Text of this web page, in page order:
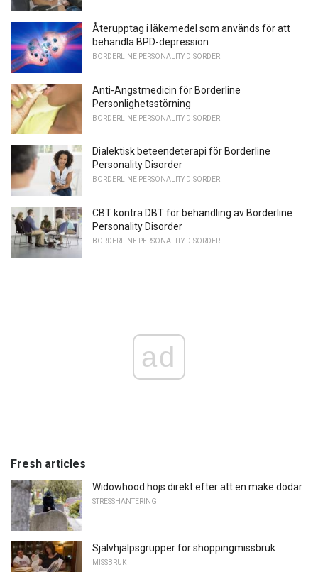
Återupptag i läkemedel som används för att
behandla BPD-depression
BORDERLINE PERSONALITY DISORDER
Anti-Angstmedicin för Borderline
Personlighetsstörning
BORDERLINE PERSONALITY DISORDER
Dialektisk beteendeterapi för Borderline
Personality Disorder
BORDERLINE PERSONALITY DISORDER
CBT kontra DBT för behandling av Borderline
Personality Disorder
BORDERLINE PERSONALITY DISORDER
ad
Fresh articles
Widowhood höjs direkt efter att en make dödar
STRESSHANTERING
Självhjälpsgrupper för shoppingmissbruk
MISSBRUK